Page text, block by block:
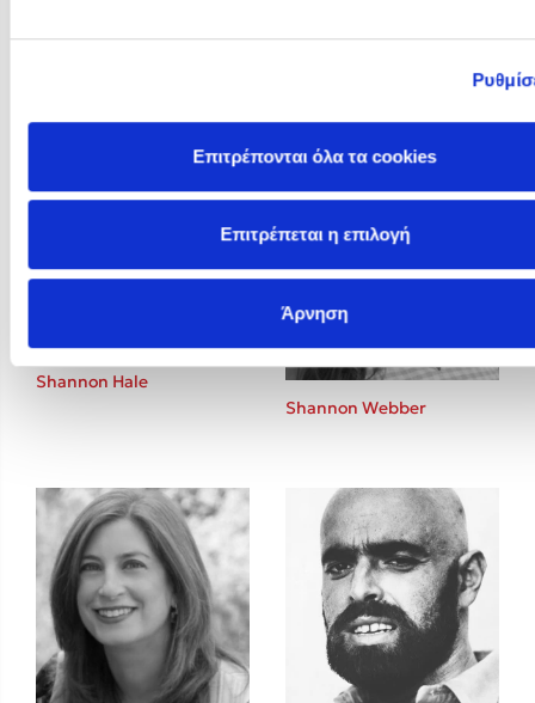
Επιτρέπονται όλα τα cookies
Επιτρέπεται η επιλογή
Άρνηση
Shannon Hale
Shannon Webber